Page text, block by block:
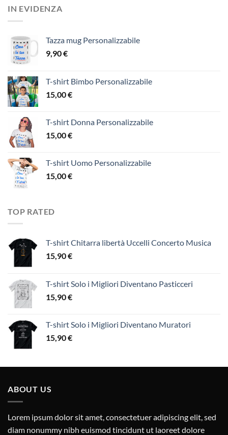
IN EVIDENZA
Tazza mug Personalizzabile
9,90€
T-shirt Bimbo Personalizzabile
15,00€
T-shirt Donna Personalizzabile
15,00€
T-shirt Uomo Personalizzabile
15,00€
TOP RATED
T-shirt Chitarra libertà Uccelli Concerto Musica
15,90€
T-shirt Solo i Migliori Diventano Pasticceri
15,90€
T-shirt Solo i Migliori Diventano Muratori
15,90€
ABOUT US
Lorem ipsum dolor sit amet, consectetuer adipiscing elit, sed
diam nonummy nibh euismod tincidunt ut laoreet dolore